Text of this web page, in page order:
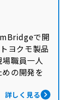
で開
ヨクモ製品
職員一人
の開発を
詳しく見る